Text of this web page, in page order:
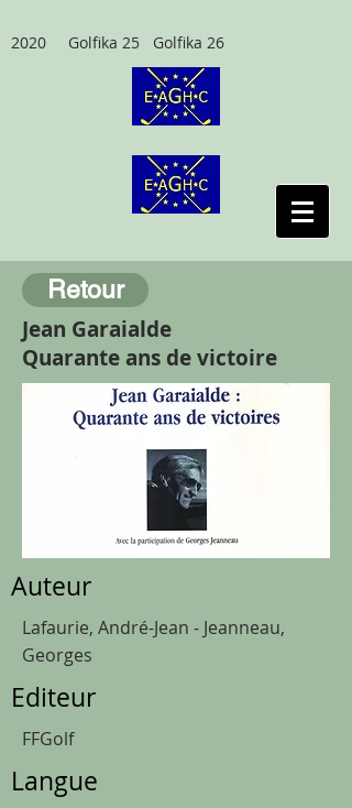
2020 Golfika 25 Golfika 26
Retour
Jean Garaialde
Quarante ans de victoire
Auteur
Lafaurie, André-Jean - Jeanneau,
Georges
Editeur
FFGolf
Langue